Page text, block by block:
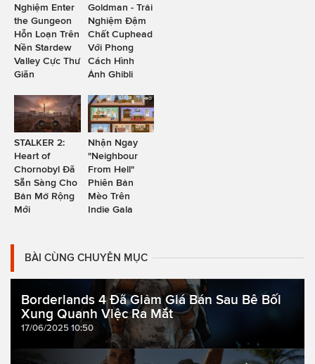
Nghiệm Enter
the Gungeon
Hỗn Loạn Trên
Nền Stardew
Valley Cực Thư
Giãn
Goldman - Trải
Nghiệm Đậm
Chất Cuphead
Với Phong
Cách Hình
Ảnh Ghibli
STALKER 2:
Heart of
Chornobyl Đã
Sẵn Sàng Cho
Bản Mở Rộng
Mới
Nhận Ngay
"Neighbour
From Hell"
Phiên Bản
Mèo Trên
Indie Gala
BÀI CÙNG CHUYÊN MỤC
Borderlands 4 Đã Giảm Giá Bán Sau Bê Bối
Xung Quanh Việc Ra Mắt
17/06/2025 10:50